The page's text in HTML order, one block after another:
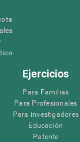
Ejercicios
Para Familias
Para Profesionales
Para investigadores
Educación
Patente